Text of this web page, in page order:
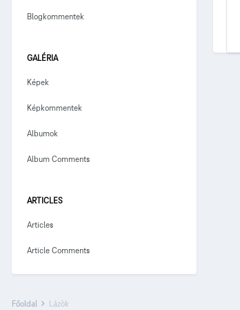
Blogkommentek
GALÉRIA
Képek
Képkommentek
Albumok
Album Comments
ARTICLES
Articles
Article Comments
Főoldal Lázòk